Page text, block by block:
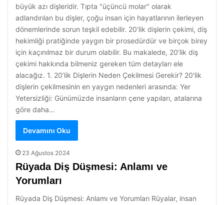
büyük azı dişleridir. Tıpta "üçüncü molar" olarak
adlandırılan bu dişler, çoğu insan için hayatlarının ilerleyen
dönemlerinde sorun teşkil edebilir. 20’lik dişlerin çekimi, diş
hekimliği pratiğinde yaygın bir prosedürdür ve birçok birey
için kaçınılmaz bir durum olabilir. Bu makalede, 20’lik diş
çekimi hakkında bilmeniz gereken tüm detayları ele
alacağız. 1. 20’lik Dişlerin Neden Çekilmesi Gerekir? 20’lik
dişlerin çekilmesinin en yaygın nedenleri arasında: Yer
Yetersizliği: Günümüzde insanların çene yapıları, atalarına
göre daha…
Devamını Oku
23 Ağustos 2024
Rüyada Diş Düşmesi: Anlamı ve
Yorumları
Rüyada Diş Düşmesi: Anlamı ve Yorumları Rüyalar, insan